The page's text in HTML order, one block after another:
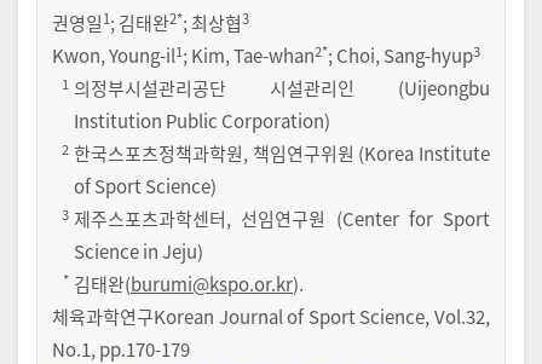
권영일1;김태완2*;최상협3
Kwon, Young-il1; Kim, Tae-whan2*; Choi, Sang-hyup3
1 의정부시설관리공단 시설관리인 (Uijeongbu
Institution Public Corporation)
2 한국스포츠정책과학원, 책임연구위원 (Korea Institute
of Sport Science)
3 제주스포츠과학센터, 선임연구원 (Center for Sport
Science in Jeju)
* 김태완(burumi@kspo.or.kr).
체육과학연구Korean Journal of Sport Science,Vol.32,
No.1,pp.170-179